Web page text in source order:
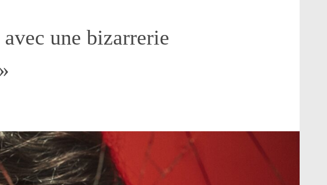
une bizarrerie